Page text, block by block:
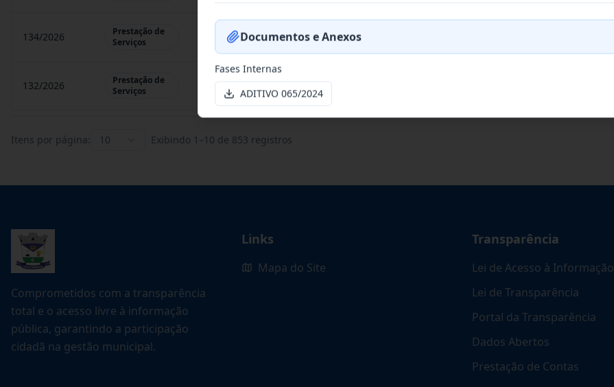
134/2026
Prestação de
Serviços
Credenciamento de oficinas mecânicas especializada para pres
132/2026
Prestação de
Serviços
Credenciamento de oficinas mecânicas especializada para pres
Itens por página: 10 Exibindo 1 –10 de 853 registros
Comprometidos com a transparência
total e o acesso livre à informação
pública, garantindo a participação
cidadã na gestão municipal.
Links
Mapa do Site
Transparência
Lei de Acesso à Informação
Lei de Transparência
Portal da Transparência
Dados Abertos
Prestação de Contas
Documentos e Anexos
Fases Internas
ADITIVO 065/2024